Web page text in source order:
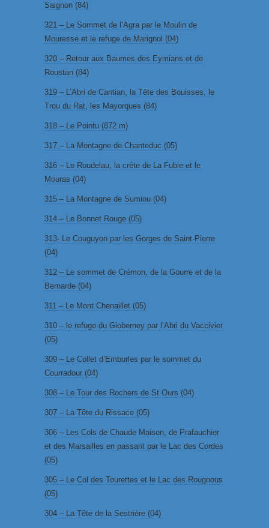
Saignon (84)
321 – Le Sommet de l’Agra par le Moulin de
Mouresse et le refuge de Marignol (04)
320 – Retour aux Baumes des Eymians et de
Roustan (84)
319 – L’Abri de Cantian, la Tête des Bouisses, le
Trou du Rat, les Mayorques (84)
318 – Le Pointu (872 m)
317 – La Montagne de Chanteduc (05)
316 – Le Roudelau, la crête de La Fubie et le
Mouras (04)
315 – La Montagne de Sumiou (04)
314 – Le Bonnet Rouge (05)
313- Le Couguyon par les Gorges de Saint-Pierre
(04)
312 – Le sommet de Crémon, de la Gourre et de la
Bernarde (04)
311 – Le Mont Chenaillet (05)
310 – le refuge du Gioberney par l’Abri du Vaccivier
(05)
309 – Le Collet d’Emburles par le sommet du
Courradour (04)
308 – Le Tour des Rochers de St Ours (04)
307 – La Tête du Rissace (05)
306 – Les Cols de Chaude Maison, de Prafauchier
et des Marsailles en passant par le Lac des Cordes
(05)
305 – Le Col des Tourettes et le Lac des Rougnous
(05)
304 – La Tête de la Sestrière (04)